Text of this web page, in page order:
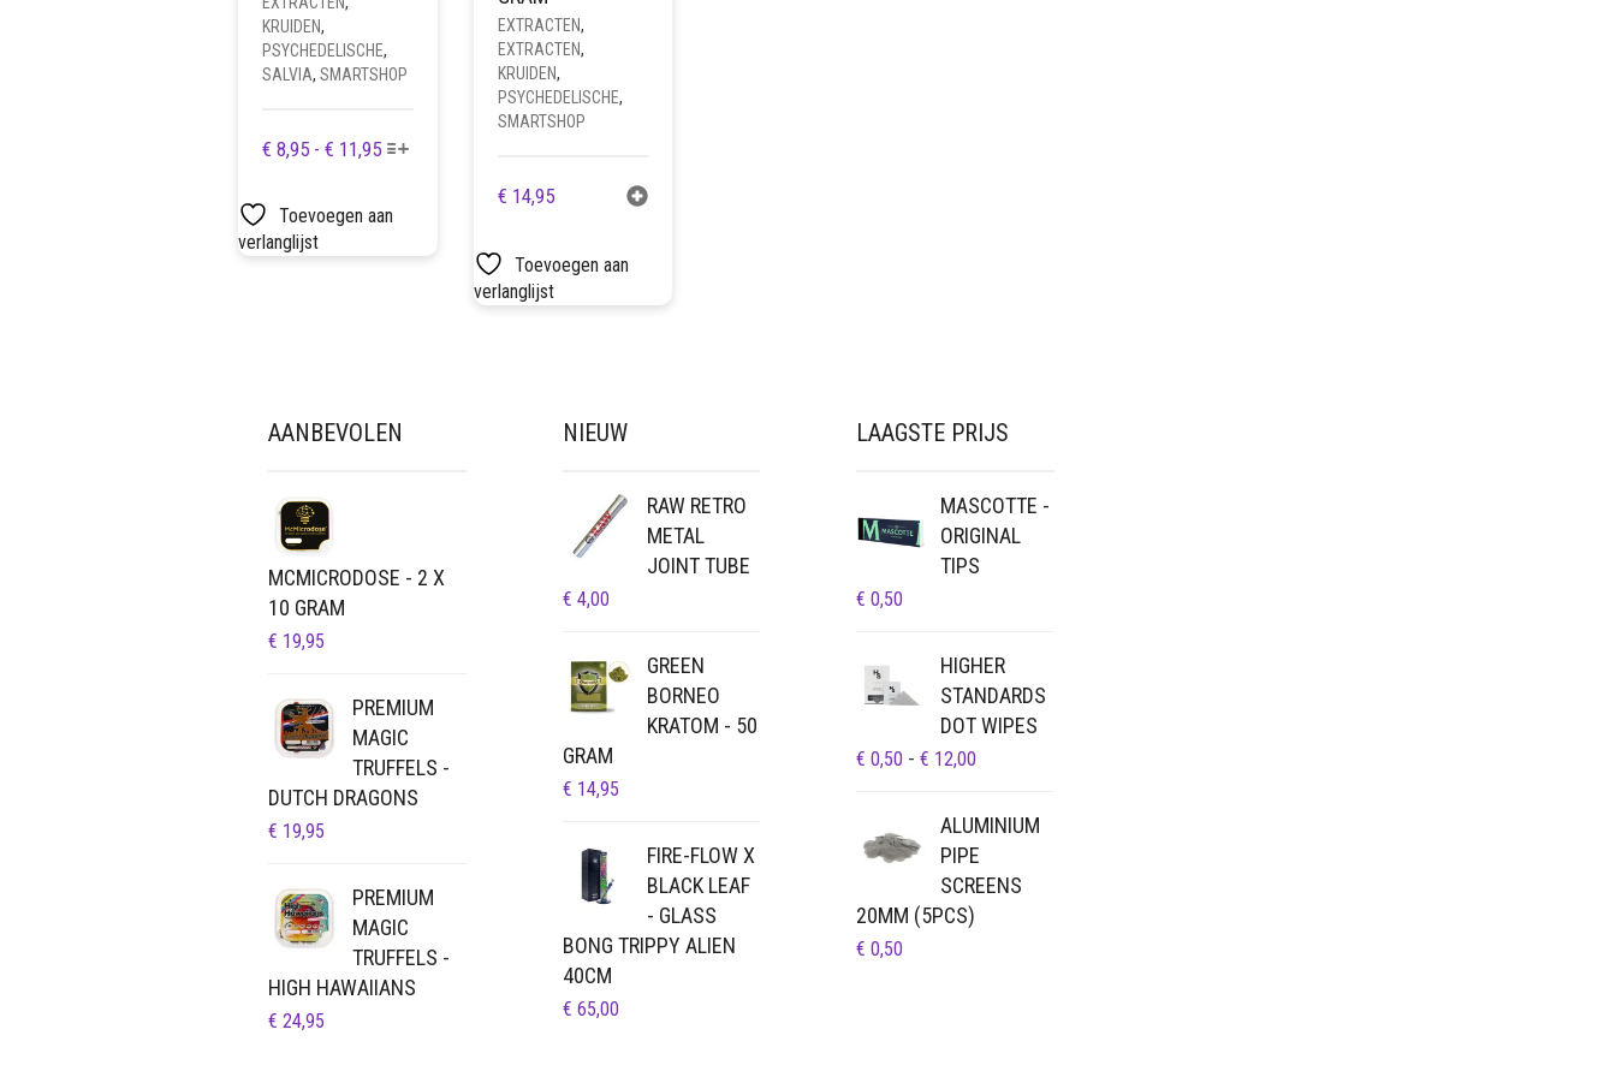
KRUIDEN,
PSYCHEDELISCHE,
SALVIA, SMARTSHOP
€ 8,95 - € 11,95PRIJSKLASSE:
DIT
MEERDERE
VARIATIES.
DE
Toevoegen aan
verlanglijst
EXTRACTEN,
EXTRACTEN,
KRUIDEN,
PSYCHEDELISCHE,
SMARTSHOP
€ 14,95
Toevoegen aan
verlanglijst
AANBEVOLEN
MCMICRODOSE - 2 X
10 GRAM
€ 19,95
PREMIUM
MAGIC
TRUFFELS -
DUTCH DRAGONS
€ 19,95
PREMIUM
MAGIC
TRUFFELS -
HIGH HAWAIIANS
€ 24,95
NIEUW
RAW RETRO
METAL
JOINT TUBE
€ 4,00
GREEN
BORNEO
KRATOM - 50
GRAM
€ 14,95
FIRE-FLOW X
BLACK LEAF
- GLASS
BONG TRIPPY ALIEN
40CM
€ 65,00
LAAGSTE PRIJS
MASCOTTE -
ORIGINAL
TIPS
€ 0,50
HIGHER
STANDARDS
DOT WIPES
€ 0,50 - € 12,00
€ 12,00
ALUMINIUM
PIPE
SCREENS
20MM (5PCS)
€ 0,50